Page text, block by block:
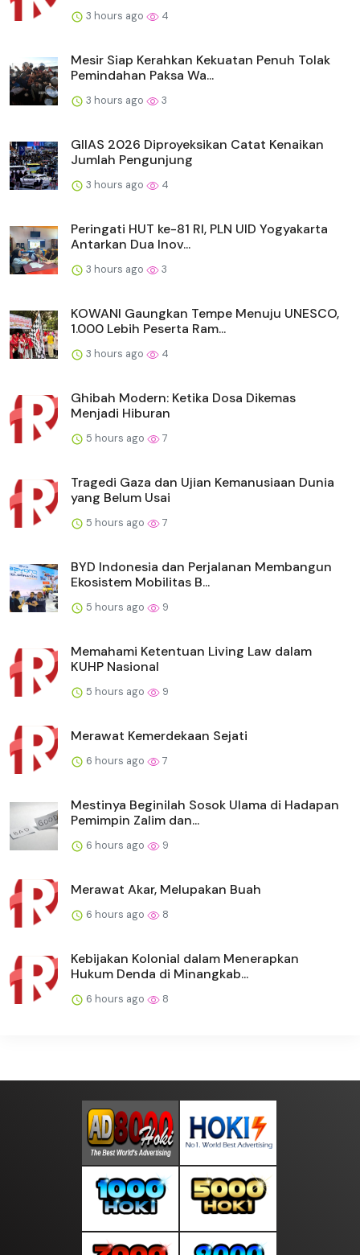
3 hours ago 4
Mesir Siap Kerahkan Kekuatan Penuh Tolak
Pemindahan Paksa Wa...
3 hours ago 3
GIIAS 2026 Diproyeksikan Catat Kenaikan
Jumlah Pengunjung
3 hours ago 4
Peringati HUT ke-81 RI, PLN UID Yogyakarta
Antarkan Dua Inov...
3 hours ago 3
KOWANI Gaungkan Tempe Menuju UNESCO,
1.000 Lebih Peserta Ram...
3 hours ago 4
Ghibah Modern: Ketika Dosa Dikemas
Menjadi Hiburan
5 hours ago 7
Tragedi Gaza dan Ujian Kemanusiaan Dunia
yang Belum Usai
5 hours ago 7
BYD Indonesia dan Perjalanan Membangun
Ekosistem Mobilitas B...
5 hours ago 9
Memahami Ketentuan Living Law dalam
KUHP Nasional
5 hours ago 9
Merawat Kemerdekaan Sejati
6 hours ago 7
Mestinya Beginilah Sosok Ulama di Hadapan
Pemimpin Zalim dan...
6 hours ago 9
Merawat Akar, Melupakan Buah
6 hours ago 8
Kebijakan Kolonial dalam Menerapkan
Hukum Denda di Minangkab...
6 hours ago 8